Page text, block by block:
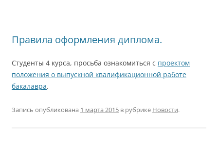
Правила оформления диплома.
Студенты 4 курса, просьба ознакомиться с проектом
положения о выпускной квалификационной работе
бакалавра.
Запись опубликована 1 марта 2015 в рубрике Новости.